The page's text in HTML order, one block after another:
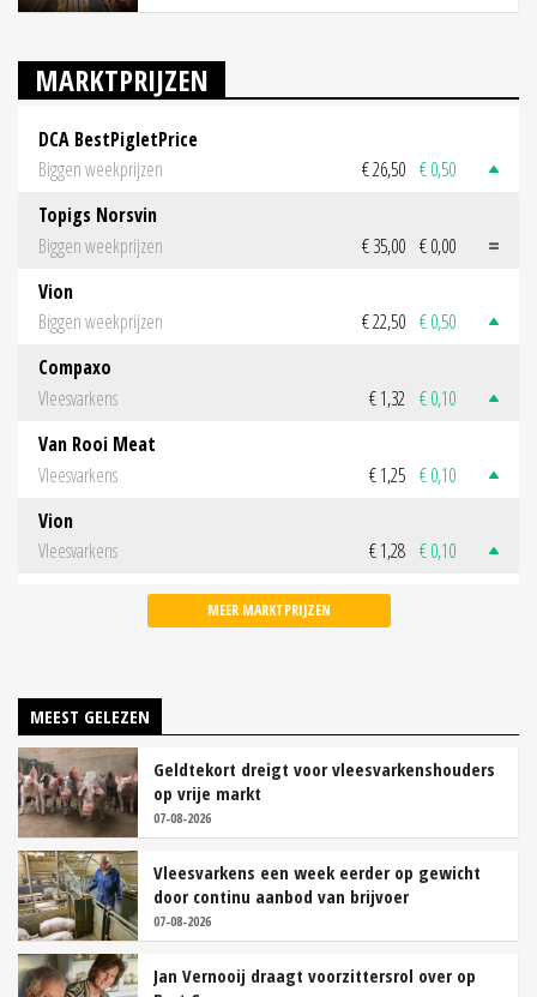
MARKTPRIJZEN
DCA BestPigletPrice
Biggen weekprijzen
€ 26,50 € 0,50
Topigs Norsvin
Biggen weekprijzen
€ 35,00 € 0,00
Vion
Biggen weekprijzen
€ 22,50 € 0,50
Compaxo
Vleesvarkens
€ 1,32 € 0,10
Van Rooi Meat
Vleesvarkens
€ 1,25 € 0,10
Vion
Vleesvarkens
€ 1,28 € 0,10
MEER MARKTPRIJZEN
MEEST GELEZEN
Geldtekort dreigt voor vleesvarkenshouders
op vrije markt
07-08-2026
Vleesvarkens een week eerder op gewicht
door continu aanbod van brijvoer
07-08-2026
Jan Vernooij draagt voorzittersrol over op